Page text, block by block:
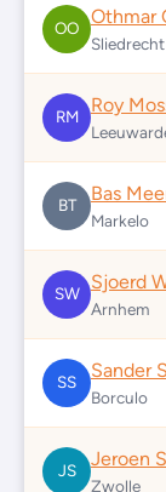
OO
Othmar
Sliedrecht
RM
Roy
BT
Bas
Markelo
SW
Sjoerd
Arnhem
SS
Sander
Borculo
JS
Jeroen
Zwolle